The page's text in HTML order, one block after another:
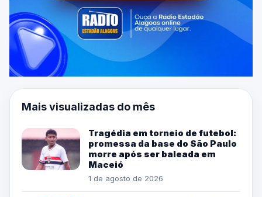
Mais visualizadas do mês
Tragédia em torneio de futebol:
promessa da base do São Paulo
morre após ser baleada em
Maceió
1 de agosto de 2026